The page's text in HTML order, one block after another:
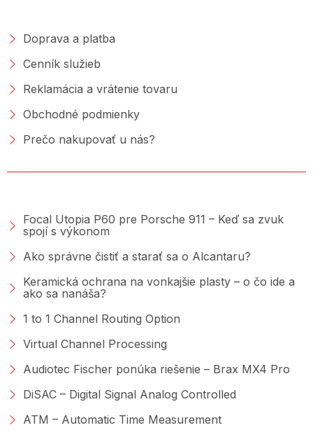
Doprava a platba
Cenník služieb
Reklamácia a vrátenie tovaru
Obchodné podmienky
Prečo nakupovať u nás?
Focal Utopia P60 pre Porsche 911 – Keď sa zvuk
spojí s výkonom
Ako správne čistiť a starať sa o Alcantaru?
Keramická ochrana na vonkajšie plasty – o čo ide a
ako sa nanáša?
1 to 1 Channel Routing Option
Virtual Channel Processing
Audiotec Fischer ponúka riešenie – Brax MX4 Pro
DiSAC – Digital Signal Analog Controlled
ATM – Automatic Time Measurement